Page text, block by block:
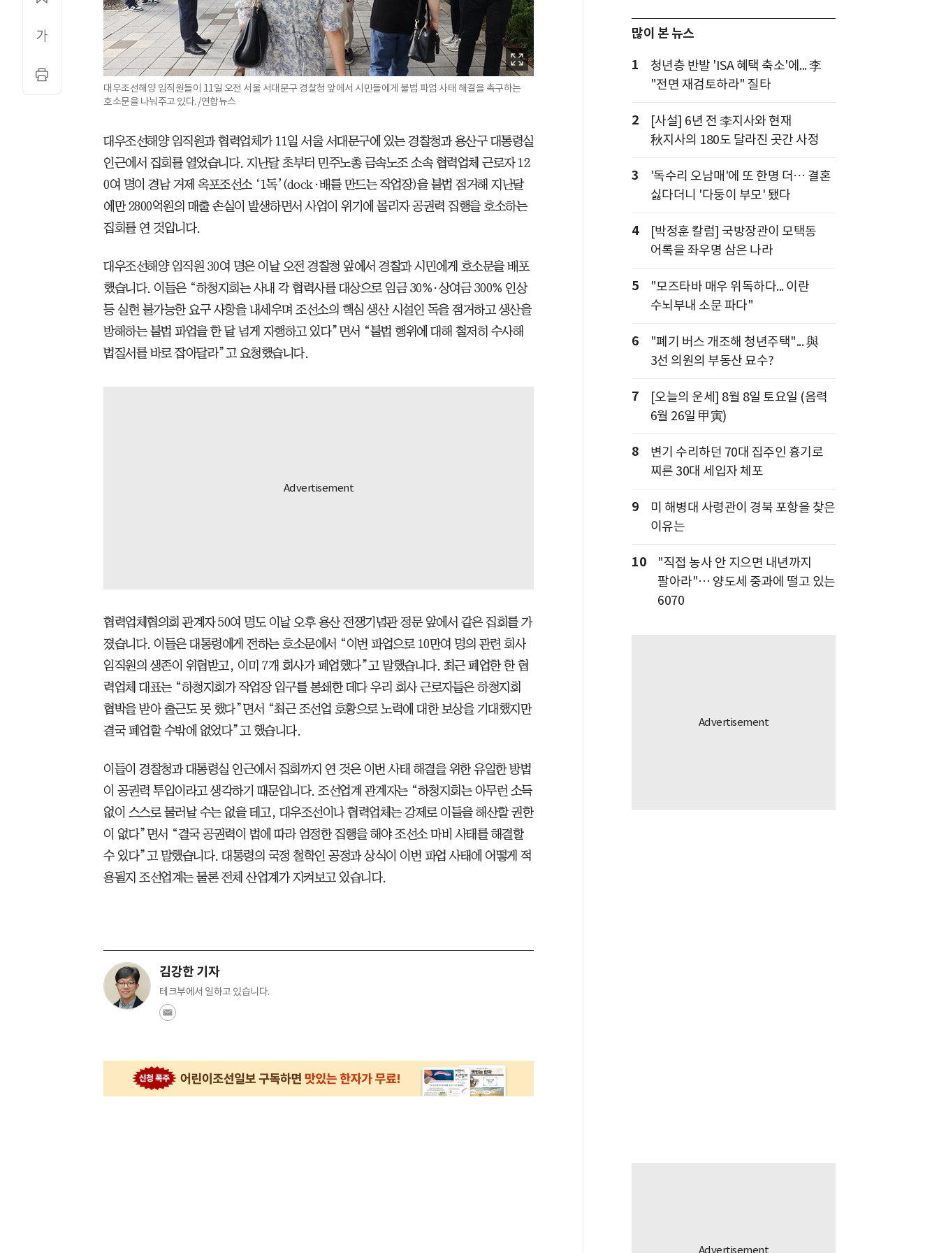
대우조선해양 임직원들이 11일 오전 서울 서대문구 경찰청 앞에서 시민들에게 불법 파업 사태 해결을 촉구하는
호소문을 나눠주고 있다. /연합뉴스
대우조선해양 임직원과 협력업체가 11일 서울 서대문구에 있는 경찰청과 용산구 대통령실
인근에서 집회를 열었습니다. 지난달 초부터 민주노총 금속노조 소속 협력업체 근로자 12
0여 명이 경남 거제 옥포조선소 ‘1독’(dock·배를 만드는 작업장)을 불법 점거해 지난달
에만 2800억원의 매출 손실이 발생하면서 사업이 위기에 몰리자 공권력 집행을 호소하는
집회를 연 것입니다.
대우조선해양 임직원 30여 명은 이날 오전 경찰청 앞에서 경찰과 시민에게 호소문을 배포
했습니다. 이들은 “하청지회는 사내 각 협력사를 대상으로 임금 30%·상여금 300% 인상
등 실현 불가능한 요구 사항을 내세우며 조선소의 핵심 생산 시설인 독을 점거하고 생산을
방해하는 불법 파업을 한 달 넘게 자행하고 있다”면서 “불법 행위에 대해 철저히 수사해
법질서를 바로 잡아달라”고 요청했습니다.
협력업체협의회 관계자 50여 명도 이날 오후 용산 전쟁기념관 정문 앞에서 같은 집회를 가
졌습니다. 이들은 대통령에게 전하는 호소문에서 “이번 파업으로 10만여 명의 관련 회사
임직원의 생존이 위협받고, 이미 7개 회사가 폐업했다”고 말했습니다. 최근 폐업한 한 협
력업체 대표는 “하청지회가 작업장 입구를 봉쇄한 데다 우리 회사 근로자들은 하청지회
협박을 받아 출근도 못 했다”면서 “최근 조선업 호황으로 노력에 대한 보상을 기대했지만
결국 폐업할 수밖에 없었다”고 했습니다.
이들이 경찰청과 대통령실 인근에서 집회까지 연 것은 이번 사태 해결을 위한 유일한 방법
이 공권력 투입이라고 생각하기 때문입니다. 조선업계 관계자는 “하청지회는 아무런 소득
없이 스스로 물러날 수는 없을 테고, 대우조선이나 협력업체는 강제로 이들을 해산할 권한
이 없다”면서 “결국 공권력이 법에 따라 엄정한 집행을 해야 조선소 마비 사태를 해결할
수 있다”고 말했습니다. 대통령의 국정 철학인 공정과 상식이 이번 파업 사태에 어떻게 적
용될지 조선업계는 물론 전체 산업계가 지켜보고 있습니다.
김강한 기자
테크부에서 일하고 있습니다.
많이 본 뉴스
1
청년층 반발 'ISA 혜택 축소'에... 李
"전면 재검토하라" 질타
2
[사설] 6년 전 李지사와 현재
秋지사의 180도 달라진 곳간 사정
3
'독수리 오남매'에 또 한명 더… 결혼
싫다더니 '다둥이 부모' 됐다
4
[박정훈 칼럼] 국방장관이 모택동
어록을 좌우명 삼은 나라
5
"모즈타바 매우 위독하다... 이란
수뇌부내 소문 파다"
6
"폐기 버스 개조해 청년주택"... 與
3선 의원의 부동산 묘수?
7
[오늘의 운세] 8월 8일 토요일 (음력
6월 26일 甲寅)
8
변기 수리하던 70대 집주인 흉기로
찌른 30대 세입자 체포
9
미 해병대 사령관이 경북 포항을 찾은
이유는
10
"직접 농사 안 지으면 내년까지
팔아라"… 양도세 중과에 떨고 있는
6070